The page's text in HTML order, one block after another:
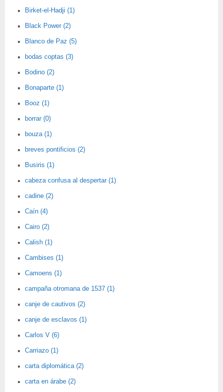
Birket-el-Hadji (1)
Black Power (2)
Blanco de Paz (5)
bodas coptas (3)
Bodino (2)
Bonaparte (1)
Booz (1)
borrar (0)
bouza (1)
breves pontificios (2)
Busiris (1)
cabeza confusa al despertar (1)
cadine (2)
Caín (4)
Cairo (2)
Calish (1)
Cambises (1)
Camoens (1)
campaña otromana de 1537 (1)
canje de cautivos (2)
canje de esclavos (1)
Carlos V (6)
Carriazo (1)
carta diplomática (2)
carta en árabe (2)